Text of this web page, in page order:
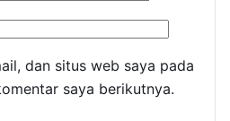
dan situs web saya pada
saya berikutnya.